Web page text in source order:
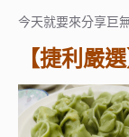
今天就要來分享巨
【捷利嚴